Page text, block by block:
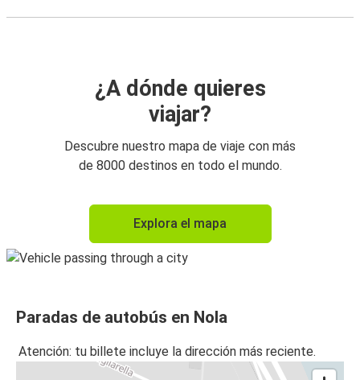
¿A dónde quieres
viajar?
Descubre nuestro mapa de viaje con más
de 8000 destinos en todo el mundo.
Explora el mapa
Paradas de autobús en Nola
Atención: tu billete incluye la dirección más reciente.